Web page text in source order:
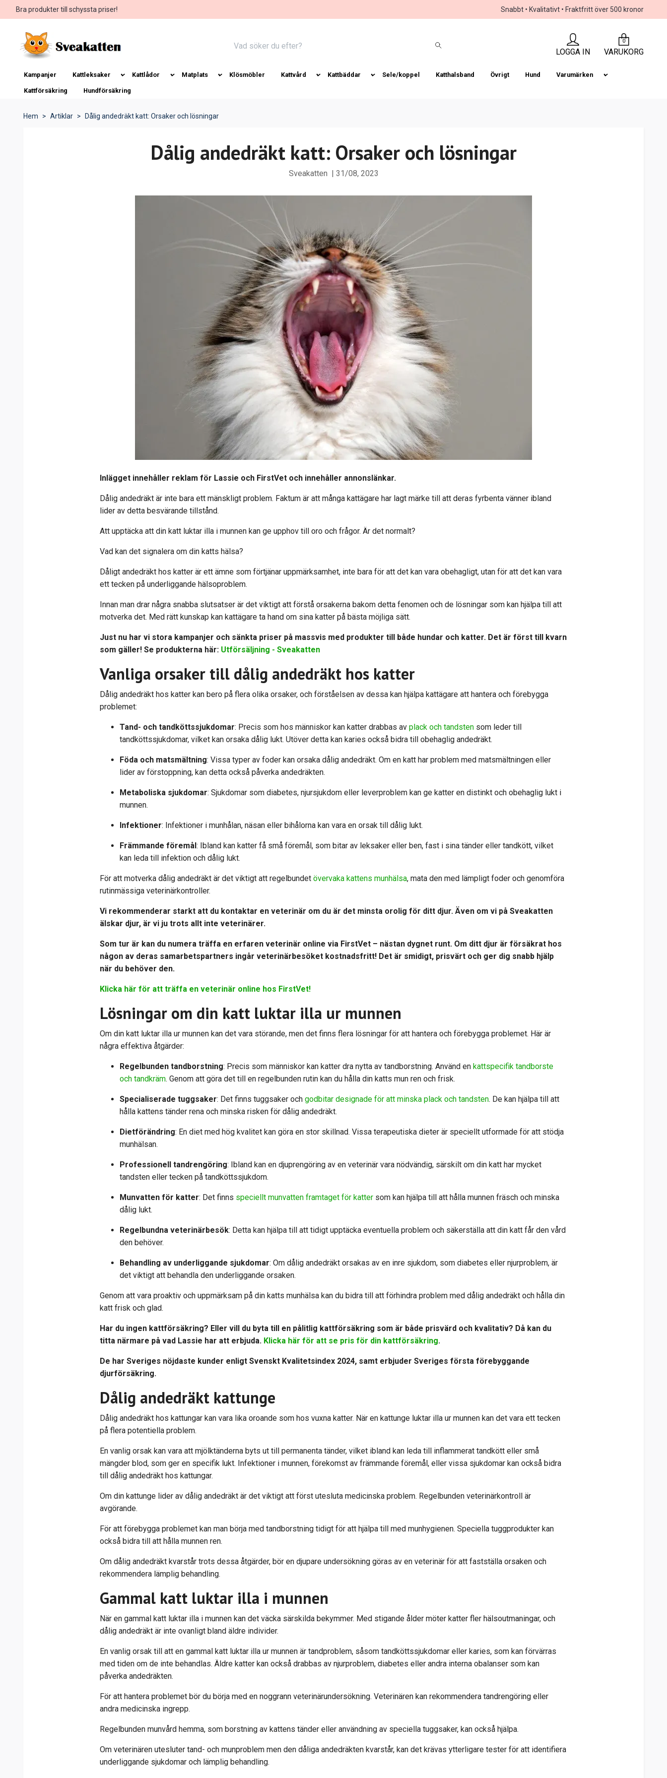
Bra produkter till schyssta priser! Snabbt • Kvalitativt • Fraktfritt över 500 kronor
LOGGA IN
0
VARUKORG
Kampanjer Kattleksaker Kattlådor Matplats Klösmöbler Kattvård Kattbäddar Sele/koppel Katthalsband Övrigt Hund Varumärken
Kattförsäkring Hundförsäkring
Hem Artiklar Dålig andedräkt katt: Orsaker och lösningar
Dålig andedräkt katt: Orsaker och lösningar
Sveakatten 31/08, 2023
Inlägget innehåller reklam för Lassie och FirstVet och innehåller annonslänkar.
Dålig andedräkt är inte bara ett mänskligt problem. Faktum är att många kattägare har lagt märke till att deras fyrbenta vänner ibland
lider av detta besvärande tillstånd.
Att upptäcka att din katt luktar illa i munnen kan ge upphov till oro och frågor. Är det normalt?
Vad kan det signalera om din katts hälsa?
Dåligt andedräkt hos katter är ett ämne som förtjänar uppmärksamhet, inte bara för att det kan vara obehagligt, utan för att det kan vara
ett tecken på underliggande hälsoproblem.
Innan man drar några snabba slutsatser är det viktigt att förstå orsakerna bakom detta fenomen och de lösningar som kan hjälpa till att
motverka det. Med rätt kunskap kan kattägare ta hand om sina katter på bästa möjliga sätt.
Just nu har vi stora kampanjer och sänkta priser på massvis med produkter till både hundar och katter. Det är först till kvarn
som gäller! Se produkterna här: Utförsäljning - Sveakatten
Vanliga orsaker till dålig andedräkt hos katter
Dålig andedräkt hos katter kan bero på flera olika orsaker, och förståelsen av dessa kan hjälpa kattägare att hantera och förebygga
problemet:
Tand- och tandköttssjukdomar: Precis som hos människor kan katter drabbas avplack och tandsten som leder till
tandköttssjukdomar, vilket kan orsaka dålig lukt. Utöver detta kan karies också bidra till obehaglig andedräkt.
Föda och matsmältning: Vissa typer av foder kan orsaka dålig andedräkt. Om en katt har problem med matsmältningen eller
lider av förstoppning, kan detta också påverka andedräkten.
Metaboliska sjukdomar: Sjukdomar som diabetes, njursjukdom eller leverproblem kan ge katter en distinkt och obehaglig lukt i
munnen.
Infektioner: Infektioner i munhålan, näsan eller bihålorna kan vara en orsak till dålig lukt.
Främmande föremål: Ibland kan katter få små föremål, som bitar av leksaker eller ben, fast i sina tänder eller tandkött, vilket
kan leda till infektion och dålig lukt.
För att motverka dålig andedräkt är det viktigt att regelbundetövervaka kattens munhälsa, mata den med lämpligt foder och genomföra
rutinmässiga veterinärkontroller.
Vi rekommenderar starkt att du kontaktar en veterinär om du är det minsta orolig för ditt djur. Även om vi på Sveakatten
älskar djur, är vi ju trots allt inte veterinärer.
Som tur är kan du numera träffa en erfaren veterinär online via FirstVet – nästan dygnet runt. Om ditt djur är försäkrat hos
någon av deras samarbetspartners ingår veterinärbesöket kostnadsfritt! Det är smidigt, prisvärt och ger dig snabb hjälp
när du behöver den.
Klicka här för att träffa en veterinär online hos FirstVet!
Lösningar om din katt luktar illa ur munnen
Om din katt luktar illa ur munnen kan det vara störande, men det finns flera lösningar för att hantera och förebygga problemet. Här är
några effektiva åtgärder:
Regelbunden tandborstning: Precis som människor kan katter dra nytta av tandborstning. Använd en kattspecifik tandborste
och tandkräm. Genom att göra det till en regelbunden rutin kan du hålla din katts mun ren och frisk.
Specialiserade tuggsaker: Det finns tuggsaker ochgodbitar designade för att minska plack och tandsten. De kan hjälpa till att
hålla kattens tänder rena och minska risken för dålig andedräkt.
Dietförändring: En diet med hög kvalitet kan göra en stor skillnad. Vissa terapeutiska dieter är speciellt utformade för att stödja
munhälsan.
Professionell tandrengöring: Ibland kan en djuprengöring av en veterinär vara nödvändig, särskilt om din katt har mycket
tandsten eller tecken på tandköttssjukdom.
Munvatten för katter: Det finns speciellt munvatten framtaget för katter som kan hjälpa till att hålla munnen fräsch och minska
dålig lukt.
Regelbundna veterinärbesök: Detta kan hjälpa till att tidigt upptäcka eventuella problem och säkerställa att din katt får den vård
den behöver.
Behandling av underliggande sjukdomar: Om dålig andedräkt orsakas av en inre sjukdom, som diabetes eller njurproblem, är
det viktigt att behandla den underliggande orsaken.
Genom att vara proaktiv och uppmärksam på din katts munhälsa kan du bidra till att förhindra problem med dålig andedräkt och hålla din
katt frisk och glad.
Har du ingen kattförsäkring? Eller vill du byta till en pålitlig kattförsäkring som är både prisvärd och kvalitativ? Då kan du
titta närmare på vad Lassie har att erbjuda. Klicka här för att se pris för din kattförsäkring.
De harSveriges nöjdaste kunder enligt Svenskt Kvalitetsindex 2024, samt erbjuder Sveriges första förebyggande
djurförsäkring.
Dålig andedräkt kattunge
Dålig andedräkt hos kattungar kan vara lika oroande som hos vuxna katter. När en kattunge luktar illa ur munnen kan det vara ett tecken
på flera potentiella problem.
En vanlig orsak kan vara att mjölktänderna byts ut till permanenta tänder, vilket ibland kan leda till inflammerat tandkött eller små
mängder blod, som ger en specifik lukt. Infektioner i munnen, förekomst av främmande föremål, eller vissa sjukdomar kan också bidra
till dålig andedräkt hos kattungar.
Om din kattunge lider av dålig andedräkt är det viktigt att först utesluta medicinska problem. Regelbunden veterinärkontroll är
avgörande.
För att förebygga problemet kan man börja med tandborstning tidigt för att hjälpa till med munhygienen. Speciella tuggprodukter kan
också bidra till att hålla munnen ren.
Om dålig andedräkt kvarstår trots dessa åtgärder, bör en djupare undersökning göras av en veterinär för att fastställa orsaken och
rekommendera lämplig behandling.
Gammal katt luktar illa i munnen
När en gammal katt luktar illa i munnen kan det väcka särskilda bekymmer. Med stigande ålder möter katter fler hälsoutmaningar, och
dålig andedräkt är inte ovanligt bland äldre individer.
En vanlig orsak till att en gammal katt luktar illa ur munnen är tandproblem, såsom tandköttssjukdomar eller karies, som kan förvärras
med tiden om de inte behandlas. Äldre katter kan också drabbas av njurproblem, diabetes eller andra interna obalanser som kan
påverka andedräkten.
För att hantera problemet bör du börja med en noggrann veterinärundersökning. Veterinären kan rekommendera tandrengöring eller
andra medicinska ingrepp.
Regelbunden munvård hemma, som borstning av kattens tänder eller användning av speciella tuggsaker, kan också hjälpa.
Om veterinären utesluter tand- och munproblem men den dåliga andedräkten kvarstår, kan det krävas ytterligare tester för att identifiera
underliggande sjukdomar och lämplig behandling.